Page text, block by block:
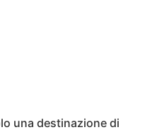
una destinazione di